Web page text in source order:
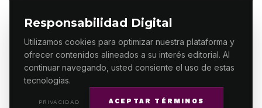
Responsabilidad Digital
Utilizamos cookies para optimizar nuestra plataforma y
ofrecer contenidos alineados a su interés editorial. Al
continuar navegando, usted consiente el uso de estas
tecnologías.
PRIVACIDAD ACEPTAR TÉRMINOS
© 2026 ES PRIMERA MX. ALGUNOS DERECHOS
RESERVADOS / DESIGNMAKING.MX